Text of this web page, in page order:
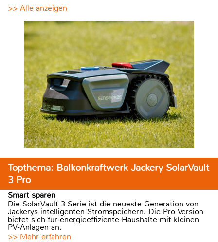
>> Alle anzeigen
Topthema: Balkonkraftwerk Jackery SolarVault
3 Pro
Smart sparen
Die SolarVault 3 Serie ist die neueste Generation von
Jackerys intelligenten Stromspeichern. Die Pro-Version
bietet sich für energieeffiziente Haushalte mit kleinen
PV-Anlagen an.
>> Mehr erfahren